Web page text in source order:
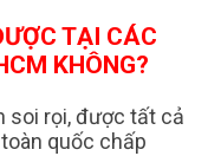
TẠI CÁC
KHÔNG?
soi rọi, được tất cả
quốc chấp